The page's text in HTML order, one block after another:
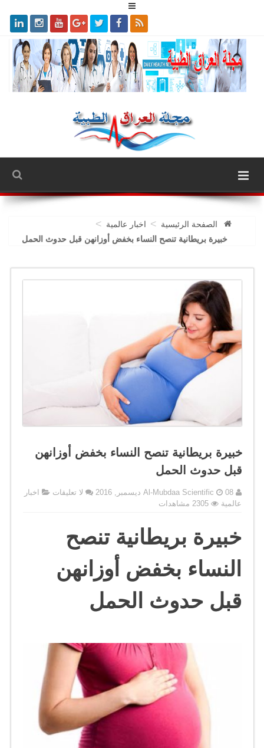
الصفحة الرئيسية > اخبار عالمية >
خبيرة بريطانية تنصح النساء بخفض أوزانهن قبل حدوث الحمل
خبيرة بريطانية تنصح النساء بخفض أوزانهن
قبل حدوث الحمل
Al-Mubdaa Scientific 08 ديسمبر, 2016 لا تعليقات
اخبار
عالمية
2305 مشاهدات
خبيرة بريطانية تنصح
النساء بخفض أوزانهن
قبل حدوث الحمل